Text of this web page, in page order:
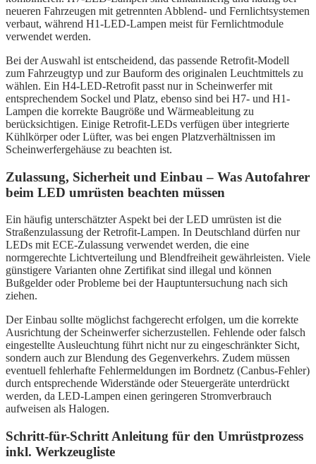
neueren Fahrzeugen mit getrennten Abblend- und Fernlichtsystemen
verbaut, während H1-LED-Lampen meist für Fernlichtmodule
verwendet werden.
Bei der Auswahl ist entscheidend, das passende Retrofit-Modell
zum Fahrzeugtyp und zur Bauform des originalen Leuchtmittels zu
wählen. Ein H4-LED-Retrofit passt nur in Scheinwerfer mit
entsprechendem Sockel und Platz, ebenso sind bei H7- und H1-
Lampen die korrekte Baugröße und Wärmeableitung zu
berücksichtigen. Einige Retrofit-LEDs verfügen über integrierte
Kühlkörper oder Lüfter, was bei engen Platzverhältnissen im
Scheinwerfergehäuse zu beachten ist.
Zulassung, Sicherheit und Einbau – Was Autofahrer
beim LED umrüsten beachten müssen
Ein häufig unterschätzter Aspekt bei der LED umrüsten ist die
Straßenzulassung der Retrofit-Lampen. In Deutschland dürfen nur
LEDs mit ECE-Zulassung verwendet werden, die eine
normgerechte Lichtverteilung und Blendfreiheit gewährleisten. Viele
günstigere Varianten ohne Zertifikat sind illegal und können
Bußgelder oder Probleme bei der Hauptuntersuchung nach sich
ziehen.
Der Einbau sollte möglichst fachgerecht erfolgen, um die korrekte
Ausrichtung der Scheinwerfer sicherzustellen. Fehlende oder falsch
eingestellte Ausleuchtung führt nicht nur zu eingeschränkter Sicht,
sondern auch zur Blendung des Gegenverkehrs. Zudem müssen
eventuell fehlerhafte Fehlermeldungen im Bordnetz (Canbus-Fehler)
durch entsprechende Widerstände oder Steuergeräte unterdrückt
werden, da LED-Lampen einen geringeren Stromverbrauch
aufweisen als Halogen.
Schritt-für-Schritt Anleitung für den Umrüstprozess
inkl. Werkzeugliste